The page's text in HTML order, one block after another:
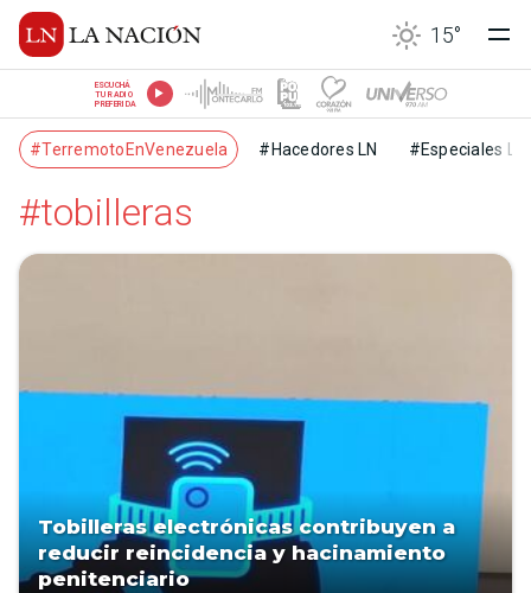
15°
ESCUCHÁ
TU RADIO
PREFERIDA
#TerremotoEnVenezuela #Hacedores LN #Especiales LN
#tobilleras
Tobilleras electrónicas contribuyen a
reducir reincidencia y hacinamiento
penitenciario